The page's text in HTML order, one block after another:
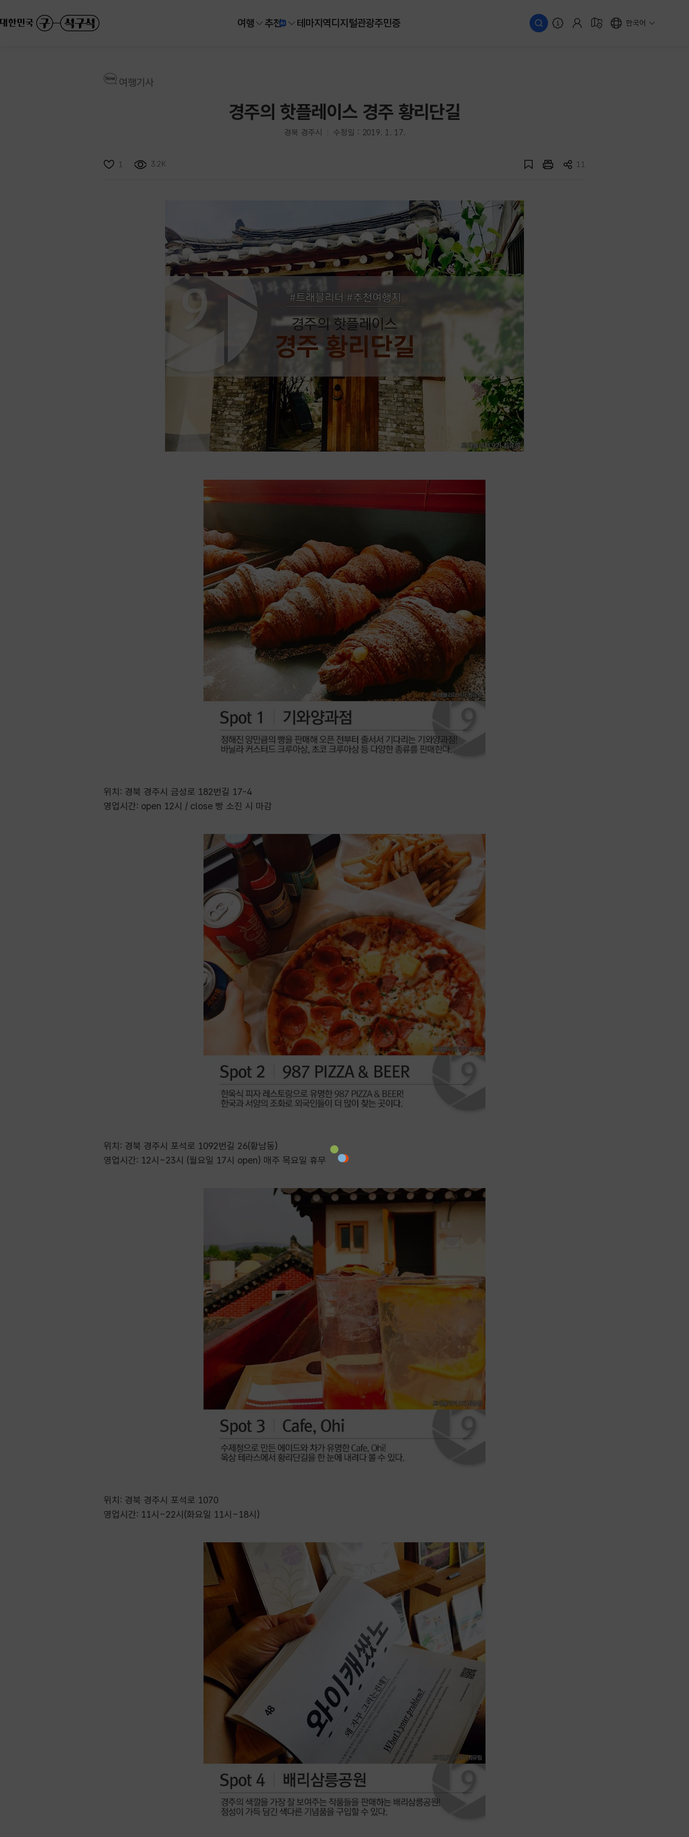
여행 추천 테마지역디지털관광주민증 한국어
여행기사
경주의 핫플레이스 경주 황리단길
경북 경주시 수정일 : 2019. 1. 17.
1 3.2K 11
위치: 경북 경주시 금성로 182번길 17-4
영업시간: open 12시 / close 빵 소진 시 마감
위치: 경북 경주시 포석로 1092번길 26(황남동)
영업시간: 12시~23시 (월요일 17시 open) 매주 목요일 휴무
위치: 경북 경주시 포석로 1070
영업시간: 11시~22시(화요일 11시~18시)